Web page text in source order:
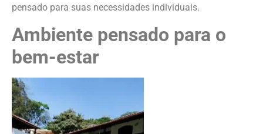
pensado para suas necessidades individuais.
Ambiente pensado para o
bem-estar